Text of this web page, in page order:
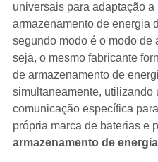
universais para adaptação a
armazenamento de energia
segundo modo é o modo de
seja, o mesmo fabricante
de armazenamento de
simultaneamente, utilizando
comunicação específica
própria marca de baterias e
armazenamento de energia